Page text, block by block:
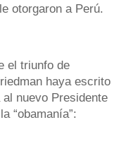
otorgaron a Perú.
el triunfo de
haya escrito
nuevo Presidente
“obamanía”: